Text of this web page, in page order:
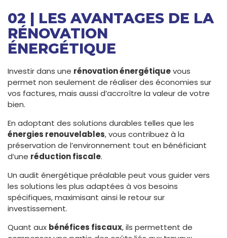
02 | LES AVANTAGES DE LA
RÉNOVATION
ÉNERGÉTIQUE
Investir dans une rénovation énergétiquevous
permet non seulement de réaliser des économies sur
vos factures, mais aussi d’accroître la valeur de votre
bien.
En adoptant des solutions durables telles que les
énergies renouvelables, vous contribuez à la
préservation de l’environnement tout en bénéficiant
d’une réduction fiscale.
Un audit énergétique préalable peut vous guider vers
les solutions les plus adaptées à vos besoins
spécifiques, maximisant ainsi le retour sur
investissement.
Quant aux bénéfices fiscaux, ils permettent de